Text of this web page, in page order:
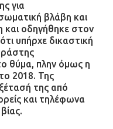
για
βλάβη και
και οδηγήθηκε στον
υπήρχε δικαστική
θύμα, πλην όμως η
2018. Της
της από
και τηλέφωνα